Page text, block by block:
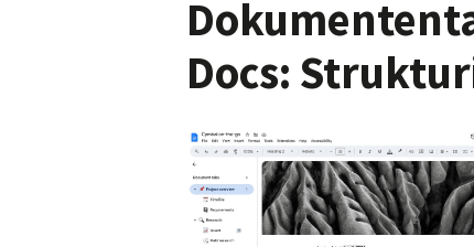
Docs: